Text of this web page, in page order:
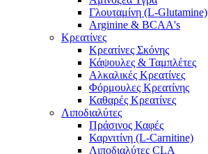
Γλουταμίνη (L-Glutamine)
Arginine & BCAA's
Κρεατίνες
Κρεατίνες Σκόνης
Κάψουλες & Ταμπλέτες
Αλκαλικές Κρεατίνες
Φόρμουλες Κρεατίνης
Καθαρές Κρεατίνες
Λιποδιαλύτες
Πράσινος Καφές
Καρνιτίνη (L-Carnitine)
Λιποδιαλύτες CLA